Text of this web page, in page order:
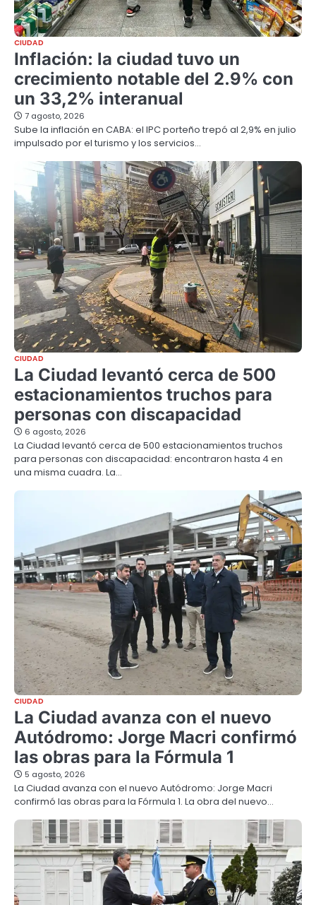
CIUDAD
Inflación: la ciudad tuvo un
crecimiento notable del 2.9% con
un 33,2% interanual
7 agosto, 2026
Sube la inflación en CABA: el IPC porteño trepó al 2,9% en julio
impulsado por el turismo y los servicios…
CIUDAD
La Ciudad levantó cerca de 500
estacionamientos truchos para
personas con discapacidad
6 agosto, 2026
La Ciudad levantó cerca de 500 estacionamientos truchos
para personas con discapacidad: encontraron hasta 4 en
una misma cuadra. La…
CIUDAD
La Ciudad avanza con el nuevo
Autódromo: Jorge Macri confirmó
las obras para la Fórmula 1
5 agosto, 2026
La Ciudad avanza con el nuevo Autódromo: Jorge Macri
confirmó las obras para la Fórmula 1. La obra del nuevo…